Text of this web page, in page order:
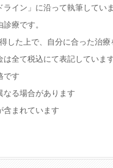
イン」に沿って執筆していま
療です。
した上で、自分に合った治療
全て税込にて表記していま
です
る場合があります
含まれています